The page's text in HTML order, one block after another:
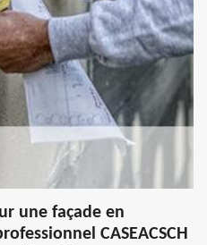
une façade en
CASEACSCH